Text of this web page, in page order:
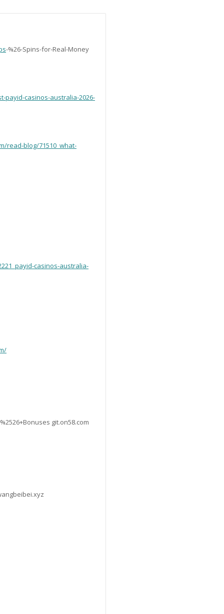
-%26-Spins-for-Real-Money
payid-casinos-australia-2026-
read-blog/71510_what-
casinos-australia-
git.on58.com